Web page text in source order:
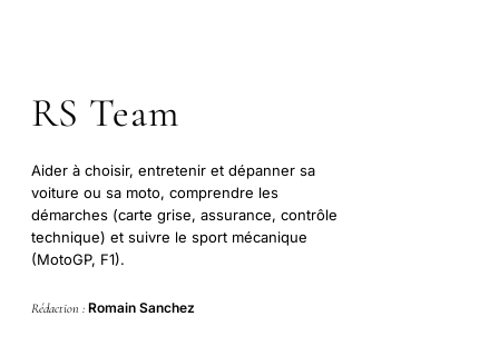
RS Team
Aider à choisir, entretenir et dépanner sa
voiture ou sa moto, comprendre les
démarches (carte grise, assurance, contrôle
technique) et suivre le sport mécanique
(MotoGP, F1).
Rédaction : Romain Sanchez